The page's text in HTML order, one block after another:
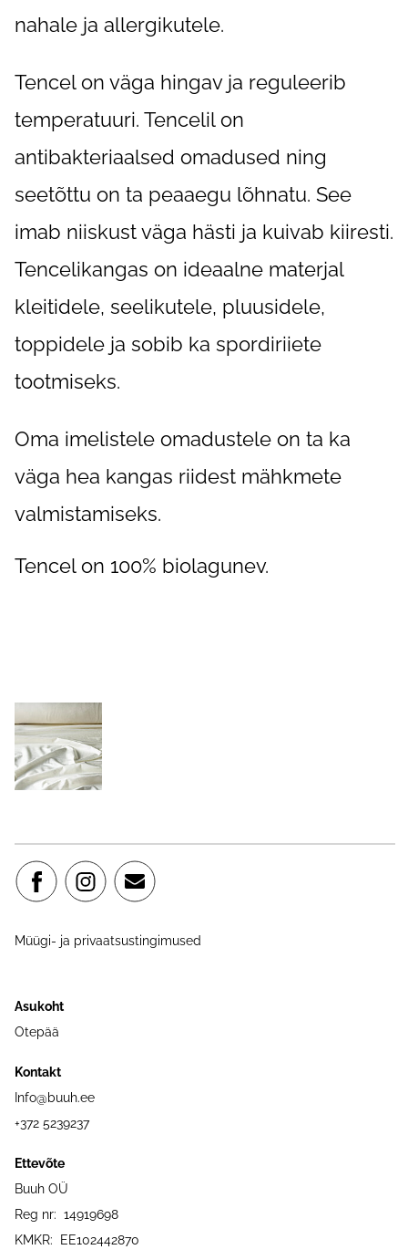
nahale ja allergikutele.
Tencel on väga hingav ja reguleerib
temperatuuri. Tencelil on
antibakteriaalsed omadused ning
seetõttu on ta peaaegu lõhnatu. See
imab niiskust väga hästi ja kuivab kiiresti.
Tencelikangas on ideaalne materjal
kleitidele, seelikutele, pluusidele,
toppidele ja sobib ka spordiriiete
tootmiseks.
Oma imelistele omadustele on ta ka
väga hea kangas riidest mähkmete
valmistamiseks.
Tencel on 100% biolagunev.
Müügi- ja privaatsustingimused
Asukoht
Otepää
Kontakt
Info@buuh.ee
+372 5239237
Ettevõte
Buuh OÜ
Reg nr: 14919698
KMKR: EE102442870